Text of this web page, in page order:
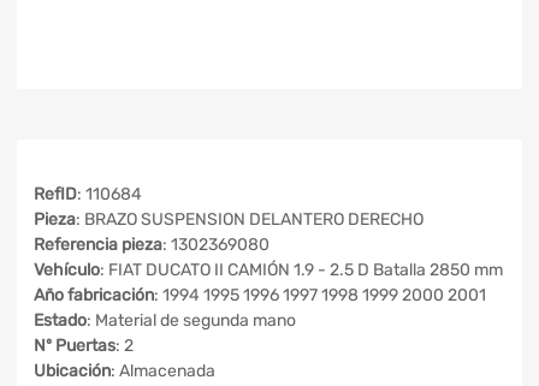
RefID: 110684
Pieza: BRAZO SUSPENSION DELANTERO DERECHO
Referencia pieza: 1302369080
Vehículo: FIAT DUCATO II CAMIÓN 1.9 - 2.5 D Batalla 2850 mm
Año fabricación: 1994 1995 1996 1997 1998 1999 2000 2001
Estado: Material de segunda mano
Nº Puertas: 2
Ubicación: Almacenada